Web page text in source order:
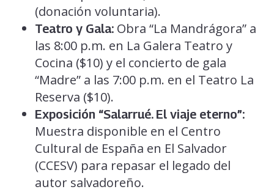
(donación voluntaria).
Teatro y Gala:Obra “La Mandrágora” a
las 8:00 p.m. en La Galera Teatro y
Cocina ($10) y el concierto de gala
“Madre” a las 7:00 p.m. en el Teatro La
Reserva ($10).
Exposición “Salarrué. El viaje eterno”:
Muestra disponible en el Centro
Cultural de España en El Salvador
(CCESV) para repasar el legado del
autor salvadoreño.